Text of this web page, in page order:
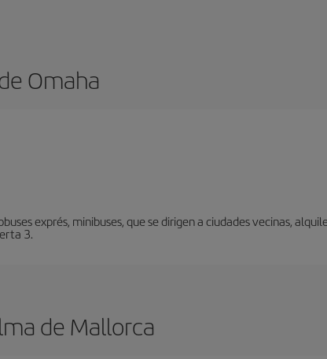
Omaha
exprés, minibuses, que se dirigen a ciudades vecinas,
3.
de Mallorca